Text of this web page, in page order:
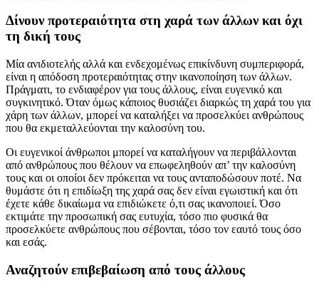
Δίνουν προτεραιότητα στη χαρά των άλλων και όχι
τη δική τους
Μία ανιδιοτελής αλλά και ενδεχομένως επικίνδυνη συμπεριφορά,
είναι η απόδοση προτεραιότητας στην ικανοποίηση των άλλων.
Πράγματι, το ενδιαφέρον για τους άλλους, είναι ευγενικό και
συγκινητικό. Όταν όμως κάποιος θυσιάζει διαρκώς τη χαρά του για
χάρη των άλλων, μπορεί να καταλήξει να προσελκύει ανθρώπους
που θα εκμεταλλεύονται την καλοσύνη του.
Οι ευγενικοί άνθρωποι μπορεί να καταλήγουν να περιβάλλονται
από ανθρώπους που θέλουν να επωφεληθούν απ’ την καλοσύνη
τους και οι οποίοι δεν πρόκειται να τους ανταποδώσουν ποτέ. Να
θυμάστε ότι η επιδίωξη της χαρά σας δεν είναι εγωιστική και ότι
έχετε κάθε δικαίωμα να επιδιώκετε ό,τι σας ικανοποιεί. Όσο
εκτιμάτε την προσωπική σας ευτυχία, τόσο πιο φυσικά θα
προσελκύετε ανθρώπους που σέβονται, τόσο τον εαυτό τους όσο
και εσάς.
Αναζητούν επιβεβαίωση από τους άλλους